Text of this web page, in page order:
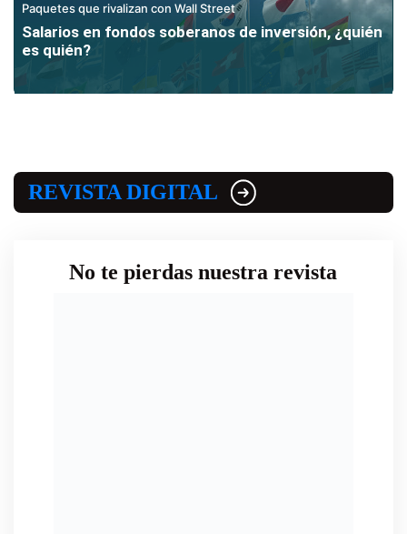
Paquetes que rivalizan con Wall Street
Salarios en fondos soberanos de inversión, ¿quién
es quién?
REVISTA DIGITAL
No te pierdas nuestra revista